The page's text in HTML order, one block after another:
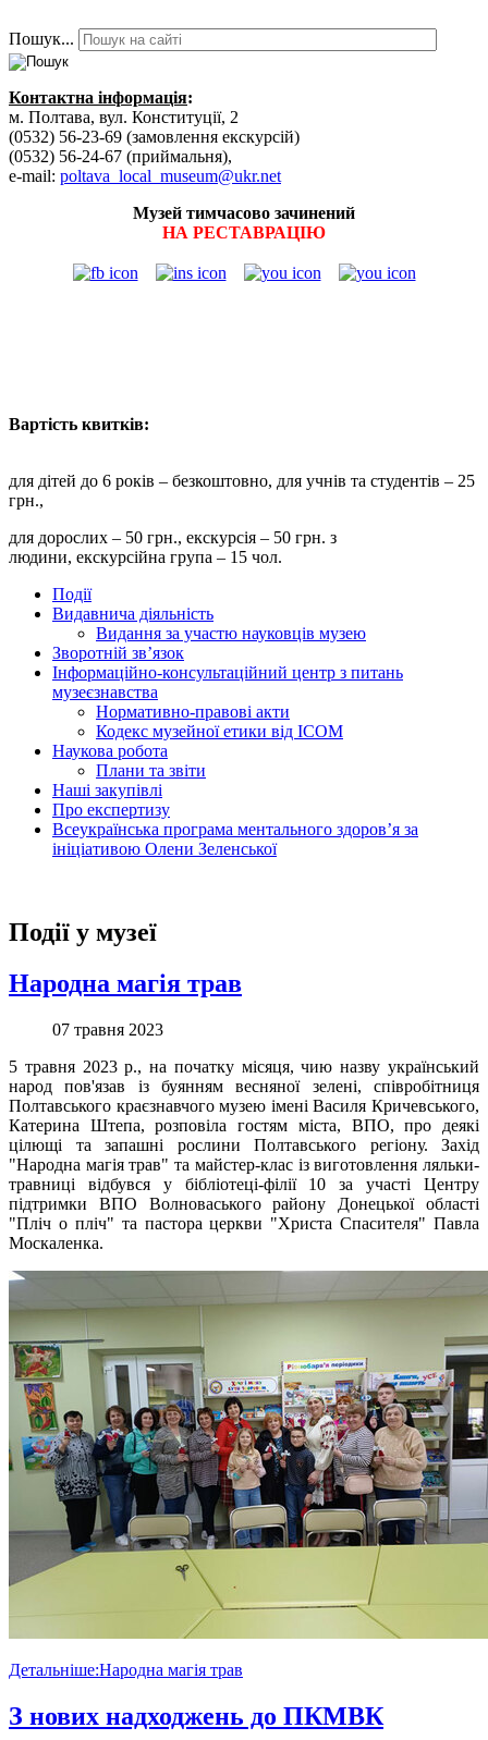
Пошук...
Контактна інформація:
м. Полтава, вул. Конституції, 2
(0532) 56-23-69 (замовлення екскурсій)
(0532) 56-24-67 (приймальня),
e-mail: poltava_local_museum@ukr.net
Музей тимчасово зачинений
НА РЕСТАВРАЦІЮ
Вартість квитків:
для дітей до 6 років – безкоштовно, для учнів та студентів – 25
грн.,
для дорослих – 50 грн., екскурсія – 50 грн. з
людини, екскурсійна група – 15 чол.
Події
Видавнича діяльність
Видання за участю науковців музею
Зворотній зв’язок
Інформаційно-консультаційний центр з питань
музеєзнавства
Нормативно-правові акти
Кодекс музейної етики від ІСОМ
Наукова робота
Плани та звіти
Наші закупівлі
Про експертизу
Всеукраїнська програма ментального здоров’я за
ініціативою Олени Зеленської
Події у музеї
Народна магія трав
07 травня 2023
5 травня 2023 р., на початку місяця, чию назву український
народ пов'язав із буянням весняної зелені, співробітниця
Полтавського краєзнавчого музею імені Василя Кричевського,
Катерина Штепа, розповіла гостям міста, ВПО, про деякі
цілющі та запашні рослини Полтавського регіону. Захід
"Народна магія трав" та майстер-клас із виготовлення ляльки-
травниці відбувся у бібліотеці-філії 10 за участі Центру
підтримки ВПО Волноваського району Донецької області
"Пліч о пліч" та пастора церкви "Христа Спасителя" Павла
Москаленка.
Детальніше:Народна магія трав
З нових надходжень до ПКМВК